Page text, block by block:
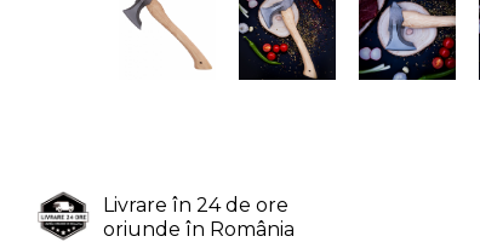
Livrare în 24 de ore
oriunde în România